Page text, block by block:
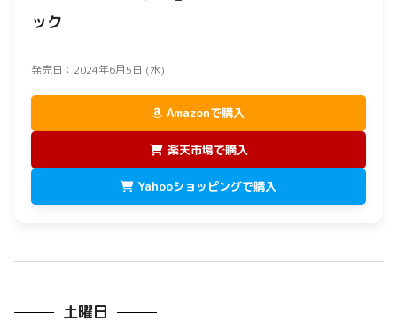
ック
発売日：2024年6月5日 (水)
Amazonで購入
楽天市場で購入
Yahooショッピングで購入
土曜日